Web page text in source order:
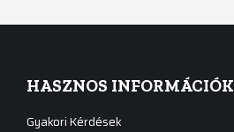
HASZNOS INFORMÁCIÓK
Gyakori Kérdések